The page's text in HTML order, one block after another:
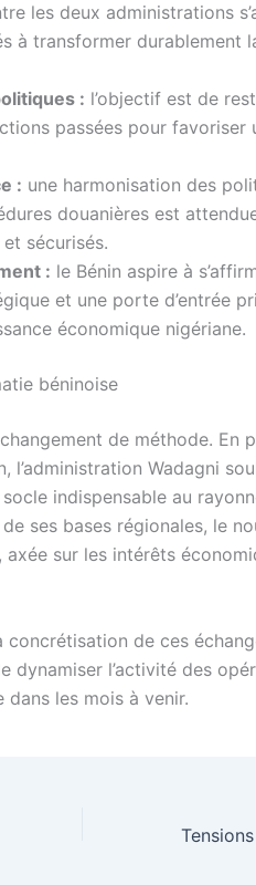
les deux administrations
à transformer durablement
: l’objectif est de
passées pour favoriser
: une harmonisation des
douanières est
sécurisés.
: le Bénin aspire à
et une porte d’entrée
économique nigériane.
béninoise
de méthode. En
Wadagni
indispensable au
ses bases régionales, le
sur les intérêts
concrétisation de ces
dynamiser l’activité des
les mois à venir.